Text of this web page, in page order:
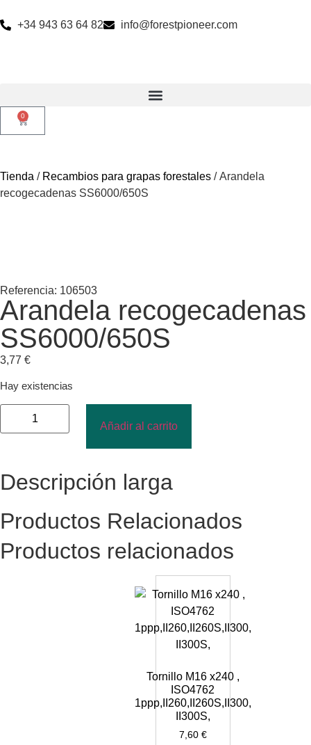
+34 943 63 64 82 info@forestpioneer.com
0
Tienda / Recambios para grapas forestales / Arandela
recogecadenas SS6000/650S
Referencia: 106503
Arandela recogecadenas
SS6000/650S
3,77 €
Hay existencias
Añadir al carrito
Descripción larga
Productos Relacionados
Productos relacionados
Tornillo M16 x240 ,
ISO4762
1ppp,II260,II260S,II300,
II300S,
7,60 €